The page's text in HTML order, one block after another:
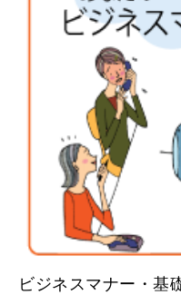
ビジネスマナー・基